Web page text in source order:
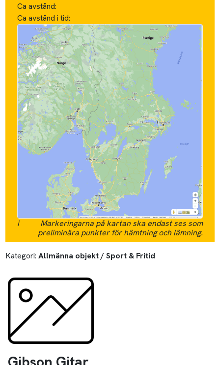
Ca avstånd:
Ca avstånd i tid:
i
Markeringarna på kartan ska endast ses som
preliminära punkter för hämtning och lämning.
Kategori: Allmänna objekt / Sport & Fritid